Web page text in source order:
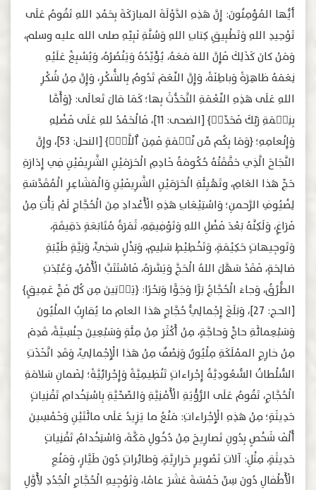
أيُّها المُؤمِنُونَ: إِنَّ هَذِهِ الدَّوْلَةَ المبارَكَةَ بِحَمْدِ اللهِ تَقُومُ عَلَى
تَوْحِيدِ اللهِ وَتَطْبِيقِ كِتابِ اللهِ وَسُنَّةِ نَبِيِّهِ صلى الله عليه وسلم،
وَمَنْ كانَ كَذَلِكَ فَإِنَّ اللهَ مَعَهُ، يُؤَيِّدُهُ وَيَنْصُرُهُ، وَيُسْبِغُ عَلَيْهِ
نِعَمَهُ ظاهِرَةً وَباطِنَةً، وَإِنَّ النِّعَمَ تَدُومُ بِالشُّكْرِ، وَإِنَّ مِنْ شُكْرِ
اللهِ عَلَى هَذِهِ النِّعْمَةِ التَّحَدُّثَ بِها؛ كَمَا قالَ تَعالَى: ﴿وَأَمَّا
بِنِعۡمَةِ رَبِّكَ ‌فَحَدِّثۡ﴾ [الضحى: 11]، فَالْحَمْدُ للهِ عَلَى فَضْلِهِ
وَإِنْعامِهِ؛ ﴿وَمَا بِكُم مِّن ‌نِّعۡمَةٍ ‌فَمِنَ ٱللَّهِۖ﴾ [النحل: 53]، وإِنَّ
النَّجَاحَ الَّذِي حَقَّقَتْهُ حُكُومَةُ خَادِمِ الْحَرَمَيْنِ الشَّرِيفَيْنِ فِي إِدَارَةِ
حَجِّ هَذا العَامِ، وتَهْيِئَةِ الْحَرَمَيْنِ الشَّرِيفَيْنِ وَالْمَشَاعِرِ الْمُقَدَّسَةِ
لِضُيُوفِ الرَّحمنِ؛ وَاسْتِيْعَابِ هَذِهِ الْأَعْدادِ مِنَ الْحُجَّاجِ لَمْ يَأْتِ مِنْ
فَرَاغٍ، وَلَكِنَّهُ بَعْدَ فَضْلِ اللهِ وَتَوْفِيقِهِ، ثَمَرَةُ مُتَابَعَةٍ دَقِيقَةٍ،
وَتَوجِيهاتٍ حَكِيْمَةٍ، وَتَخْطِيْطٍ سَلِيمٍ، وَبَذْلٍ سَخِيٍّ، وَنِيَّةٍ طَيِّبَةٍ
صَالِحَةٍ، فَقَدْ سَهَّلَ اللهُ الْحَجَّ وَيَسَّرَهُ، فَاسْتَتَبَّ الْأَمْنُ، وَعُبِّدَتِ
الطُّرُقُ، وَجاءَ الْحُجَّاجُ بَرًّا وَجَوًّا وَبَحْرًا: ﴿يَأۡتِينَ مِن كُلِّ ‌فَجٍّ ‌عَمِيقٍ﴾
[الحـج: 27]، وَبَلَغَ إِجْمالِيُّ حُجَّاجِ هَذا العامِ ما يُقارِبُ الملْيُونَ
وَسَبْعِمائَةِ حاجٍّ وَحاجَّةٍ، مِنْ أَكْثَرَ مِنْ مِئَةٍ وَسَبْعِينَ جِنْسِيَّةً، قَدِمَ
مِنْ خارِجِ الممْلَكَةِ مِلْيُونٌ وَنِصْفٌ مِنْ هَذا الْإِجْمالِيِّ، وَقَدِ اتَّخَذَتِ
السُّلْطاتُ السُّعُودِيَّةُ إِجْراءاتٍ تَنْظِيمِيَّةً وَإِجْرائِيَّةً؛ لِضَمانِ سَلامَةِ
الْحُجَّاجِ، تَقُومُ عَلَى الرُّؤْيَةِ الْأَمْنِيَّةِ وَالصِّحِّيَّةِ بِاسْتِخْدامِ تَقْنِياتٍ
حَدِيثَةٍ؛ مِنْ هَذِهِ الْإِجْراءاتِ: مَنْعُ ما يَزِيدُ عَلَى مائَتَيْنِ وَخَمْسِينَ
أَلْفَ شَخْصٍ بِدُونِ تَصارِيحَ مِنْ دُخُولِ مَكَّةَ، وَاسْتِخْدامُ تَقْنِياتٍ
حَدِيثَةٍ، مِثْلِ: آلاتِ تَصْوِيرٍ حَرارِيَّةٍ، وَطائِراتٍ دُونَ طَيَّارٍ، وَمَنْعِ
الْأَطْفالِ دُونَ سِنِّ خَمْسَةَ عَشَرَ عامًا، وَتَوْجِيهِ الْحُجَّاجِ الْجُدُدِ لِأَوَّلِ